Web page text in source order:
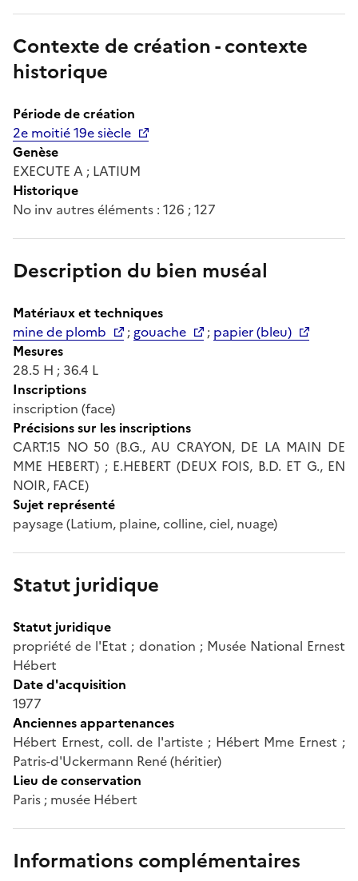
Contexte de création - contexte
historique
Période de création
2e moitié 19e siècle
Genèse
EXECUTE A ; LATIUM
Historique
No inv autres éléments : 126 ; 127
Description du bien muséal
Matériaux et techniques
mine de plomb
; gouache ; papier (bleu)
Mesures
28.5 H ; 36.4 L
Inscriptions
inscription (face)
Précisions sur les inscriptions
CART.15 NO 50 (B.G., AU CRAYON, DE LA MAIN DE
MME HEBERT) ; E.HEBERT (DEUX FOIS, B.D. ET G., EN
NOIR, FACE)
Sujet représenté
paysage (Latium, plaine, colline, ciel, nuage)
Statut juridique
Statut juridique
propriété de l'Etat ; donation ; Musée National Ernest
Hébert
Date d'acquisition
1977
Anciennes appartenances
Hébert Ernest, coll. de l'artiste ; Hébert Mme Ernest ;
Patris-d'Uckermann René (héritier)
Lieu de conservation
Paris ; musée Hébert
Informations complémentaires